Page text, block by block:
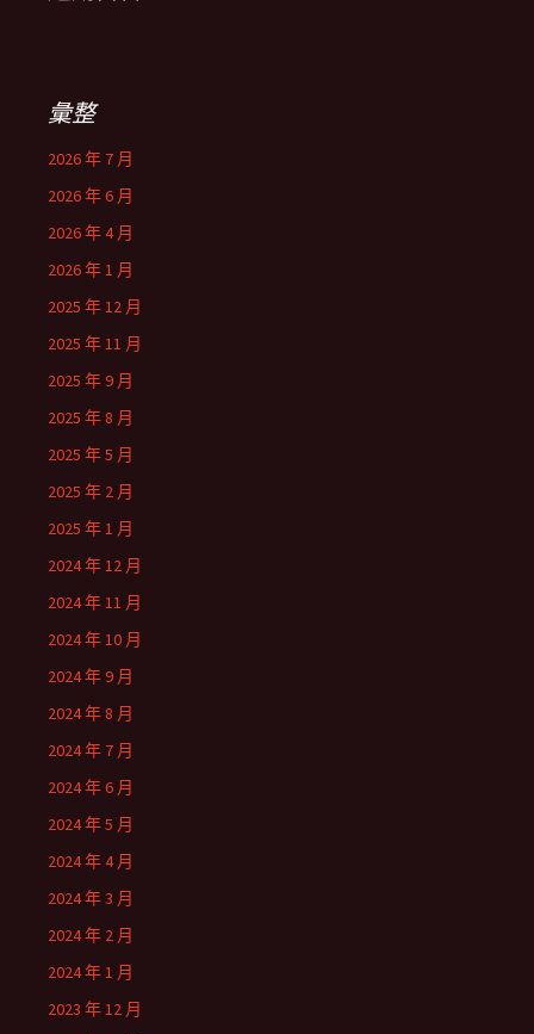
彙整
2026 年 7 月
2026 年 6 月
2026 年 4 月
2026 年 1 月
2025 年 12 月
2025 年 11 月
2025 年 9 月
2025 年 8 月
2025 年 5 月
2025 年 2 月
2025 年 1 月
2024 年 12 月
2024 年 11 月
2024 年 10 月
2024 年 9 月
2024 年 8 月
2024 年 7 月
2024 年 6 月
2024 年 5 月
2024 年 4 月
2024 年 3 月
2024 年 2 月
2024 年 1 月
2023 年 12 月